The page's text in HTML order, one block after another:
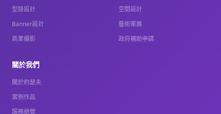
型錄設計
Banner設計
商業攝影
空間設計
藝術策展
政府補助申請
關於我們
關於約瑟夫
案例作品
服務總覽